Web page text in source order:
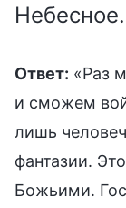
Небесное.
Ответ: «Раз
и сможем
лишь
фантазии.
Божьими.